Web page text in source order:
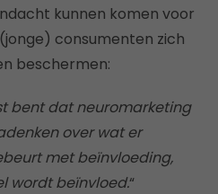
kunnen komen voor
consumenten zich
beschermen:
bent dat neuromarketing
over wat er
met beïnvloeding,
wordt beïnvloed.“